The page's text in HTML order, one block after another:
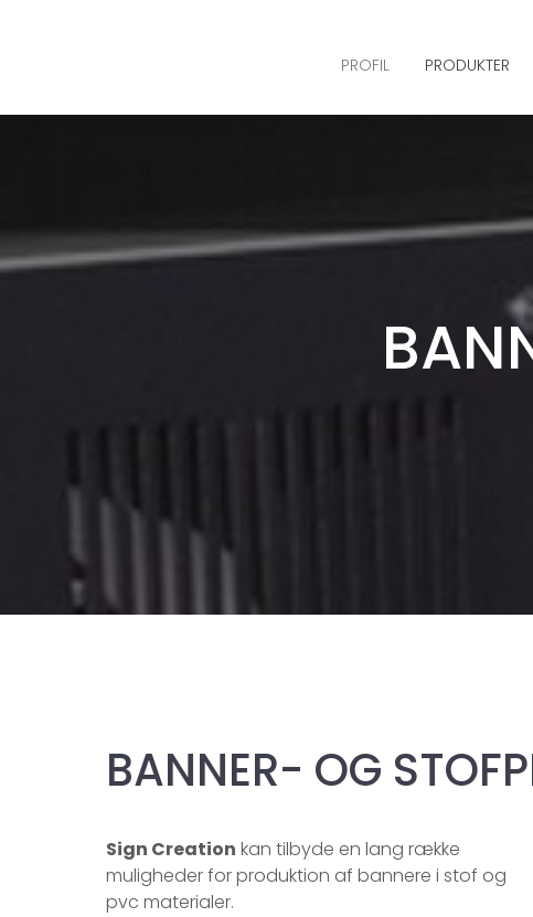
PROFIL PRODUKTER
BANNER- OG
Sign Creation kan tilbyde en lang række
muligheder for produktion af bannere i stof og
pvc materialer.